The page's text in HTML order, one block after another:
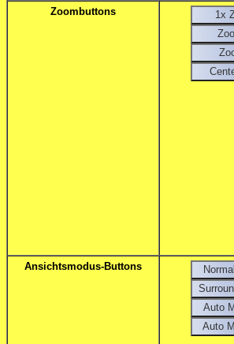
Zoombuttons
Ansichtsmodus-Buttons